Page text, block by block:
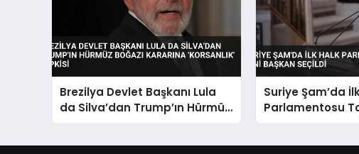
Brezilya Devlet Başkanı Lula
da Silva’dan Trump’ın Hürmüz
Boğazı Kararına ‘Korsanlık’
Suriye Şam’da
Parlamentosu
Başkan Seçildi